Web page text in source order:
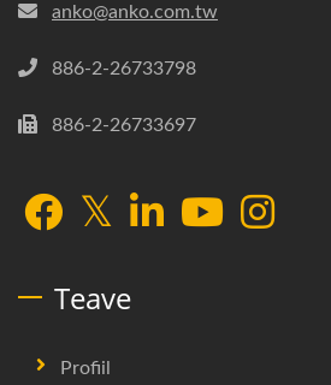
anko@anko.com.tw
886-2-26733798
886-2-26733697
Teave
Profiil